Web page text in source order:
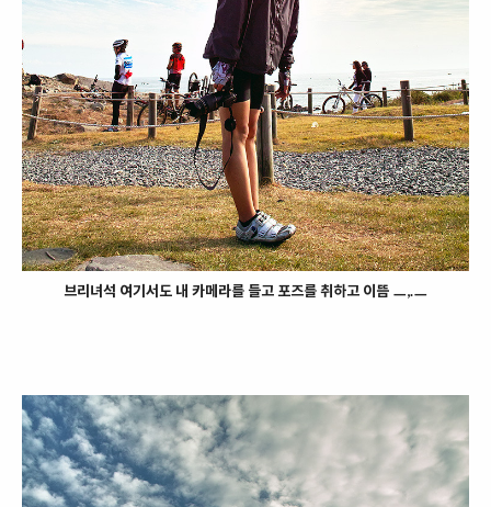
브리녀석 여기서도 내 카메라를 들고 포즈를 취하고 이뜸 ㅡ,.ㅡ